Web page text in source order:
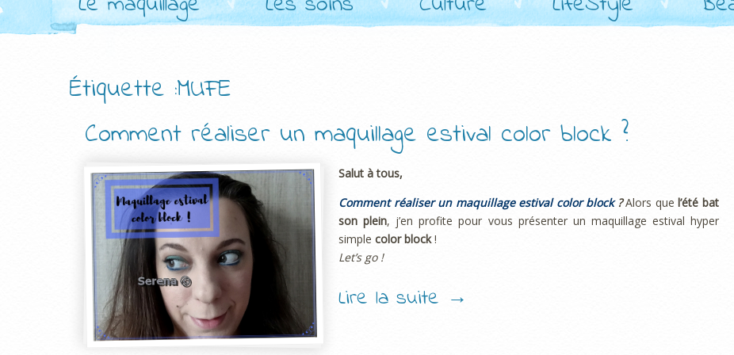
Étiquette :MUFE
Comment réaliser un maquillage estival color block ?
Salut à tous,
Comment réaliser un maquillage estival color block?Alors quel’été bat
son plein, j’en profite pour vous présenter un maquillage estival hyper
simple color block!
Let’s go !
Lire la suite →